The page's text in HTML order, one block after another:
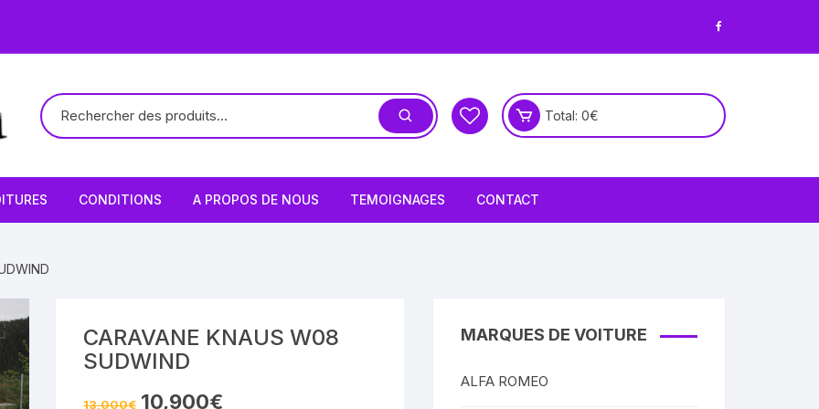
Total: 0€
CONDITIONS A PROPOS DE NOUS TEMOIGNAGES CONTACT
CARAVANE KNAUS W08
SUDWIND
13,000€ Le
10,900€
MARQUES DE VOITURE
ALFA ROMEO